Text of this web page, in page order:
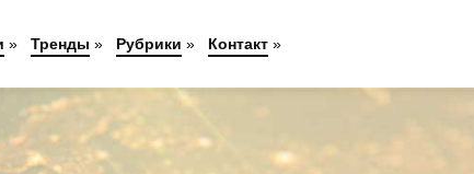
» Тренды » Рубрики » Контакт»